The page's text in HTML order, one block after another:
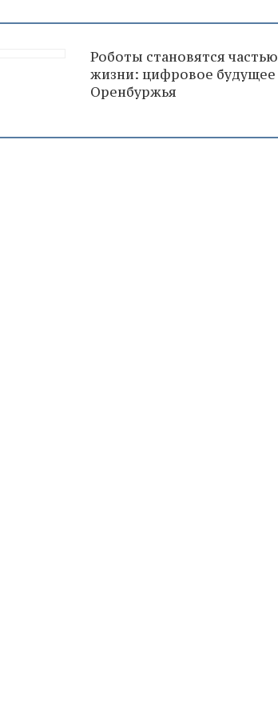
Роботы становятся частью
жизни: цифровое будущее
Оренбуржья